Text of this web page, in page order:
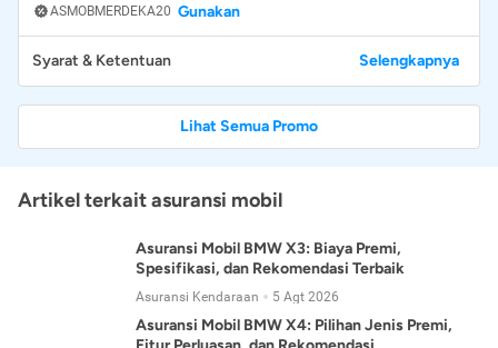
ASMOBMERDEKA20 Gunakan
Syarat & Ketentuan Selengkapnya
Lihat Semua Promo
Artikel terkait asuransi mobil
Asuransi Mobil BMW X3: Biaya Premi,
Spesifikasi, dan Rekomendasi Terbaik
Asuransi Kendaraan 5 Agt 2026
Asuransi Mobil BMW X4: Pilihan Jenis Premi,